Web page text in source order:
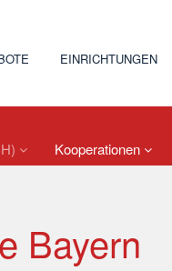
EINRICHTUNGEN
Kooperationen
Bayern